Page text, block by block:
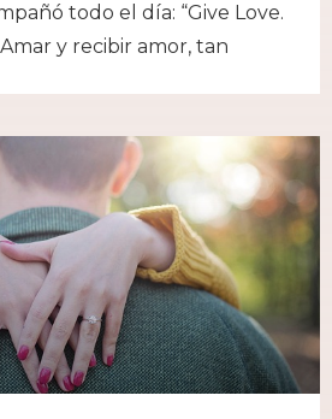
todo el día: “Give Love.
y recibir amor, tan